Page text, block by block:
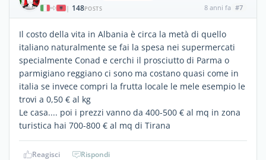
| 148POSTS 8 anni fa #7
Il costo della vita in Albania è circa la metà di quello
italiano naturalmente se fai la spesa nei supermercati
specialmente Conad e cerchi il prosciutto di Parma o
parmigiano reggiano ci sono ma costano quasi come in
italia se invece compri la frutta locale le mele esempio le
trovi a 0,50 € al kg
Le casa.... poi i prezzi vanno da 400-500 € al mq in zona
turistica hai 700-800 € al mq di Tirana
Reagisci Rispondi